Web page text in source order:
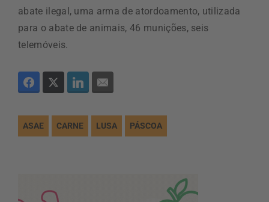
abate ilegal, uma arma de atordoamento, utilizada
para o abate de animais, 46 munições, seis
telemóveis.
ASAE CARNE LUSA PÁSCOA